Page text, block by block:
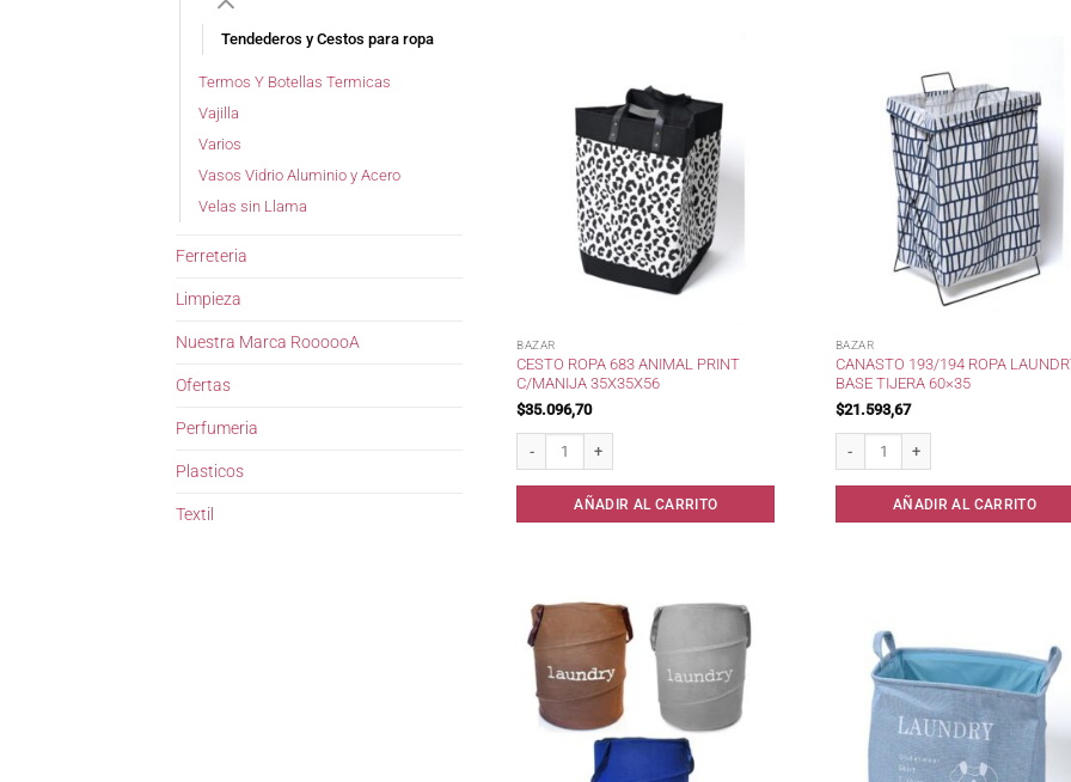
Tendederos y Cestos para ropa
Termos Y Botellas Termicas
Vajilla
Varios
Vasos Vidrio Aluminio y Acero
Velas sin Llama
Ferreteria
Limpieza
Nuestra Marca RoooooA
Ofertas
Perfumeria
Plasticos
Textil
BAZAR
CESTO ROPA 683 ANIMAL PRINT
C/MANIJA 35X35X56
$35.096,70
Cesto Ropa 683 Animal Print c/Manija 35x35x56 cantidad
AÑADIR AL CARRITO
BAZAR
CANASTO 193/194 ROPA
BASE TIJERA 60×35
$21.593,67
Canasto 193/194 Ropa Laundry
AÑADIR AL CARRITO